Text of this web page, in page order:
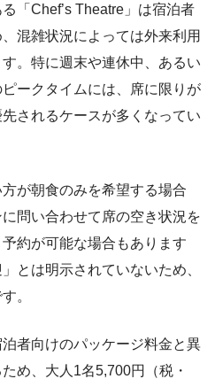
「Chef’s Theatre」は宿泊者
混雑状況によっては外来利用
。特に週末や連休中、あるい
ークタイムには、席に限りが
されるケースが多くなってい
が朝食のみを希望する場合
問い合わせて席の空き状況を
約が可能な場合もあります
とは明示されていないため、
。
者向けのパッケージ料金と異
め、大人1名5,700円（税・